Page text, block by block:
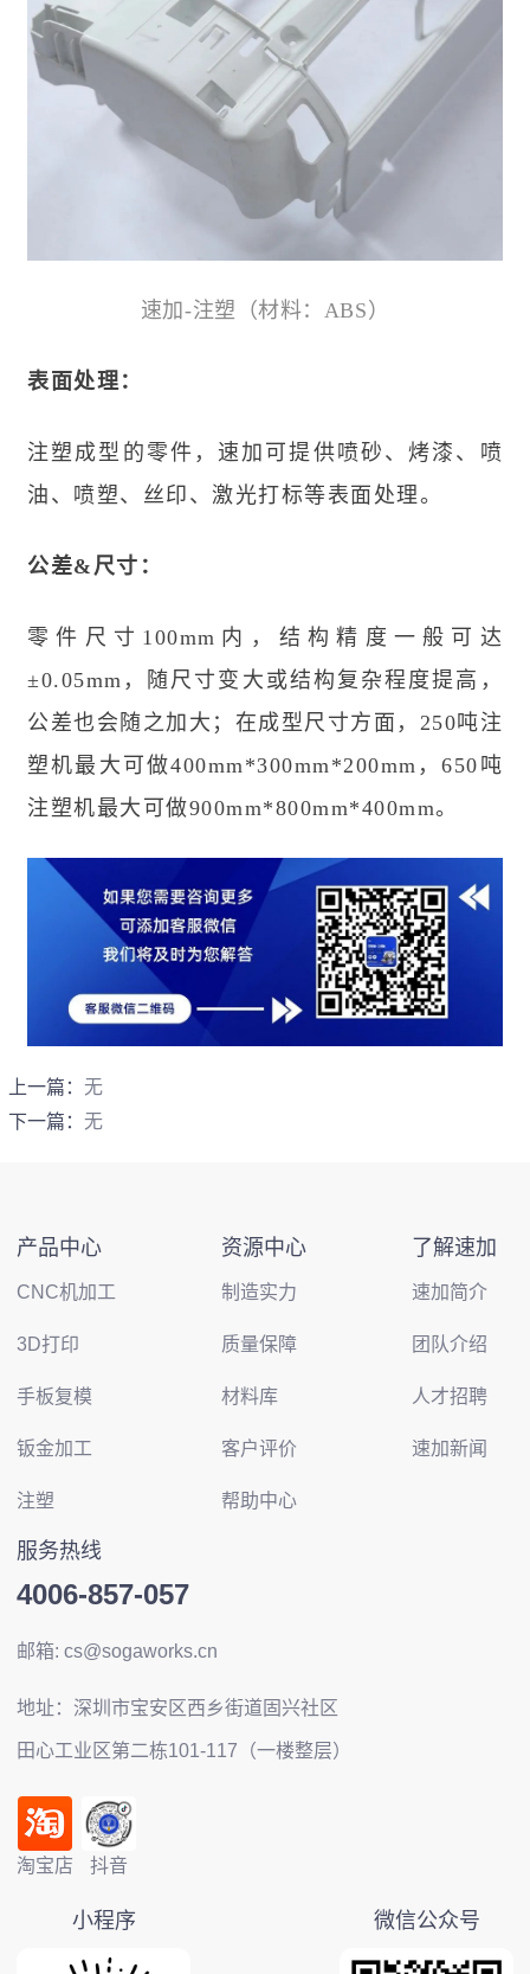
速加-注塑（材料：ABS ）
表面处理：
注塑成型的零件，速加可提供喷砂、烤漆、喷
油、喷塑、丝印、激光打标等表面处理。
公差&尺寸：
零件尺寸100mm内，结构精度一般可达
±0.05mm，随尺寸变大或结构复杂程度提高，
公差也会随之加大；在成型尺寸方面，250吨注
塑机最大可做400mm*300mm*200mm，650吨
注塑机最大可做900mm*800mm*400mm。
上一篇： 无
下一篇： 无
产品中心
CNC机加工
3D打印
手板复模
钣金加工
注塑
资源中心
制造实力
质量保障
材料库
客户评价
帮助中心
了解速加
速加简介
团队介绍
人才招聘
速加新闻
服务热线
4006-857-057
邮箱: cs@sogaworks.cn
地址：深圳市宝安区西乡街道固兴社区
田心工业区第二栋101-117（一楼整层）
淘宝店 抖音
小程序 微信公众号